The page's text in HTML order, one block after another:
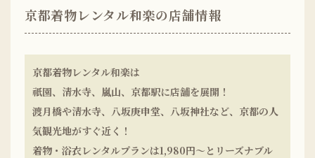
京都着物レンタル和楽の店舗情報
京都着物レンタル和楽は
祇園、清水寺、嵐山、京都駅に店舗を展開！
渡月橋や清水寺、八坂庚申堂、八坂神社など、京都の人
気観光地がすぐ近く！
着物・浴衣レンタルプランは1,980円〜とリーズナブル